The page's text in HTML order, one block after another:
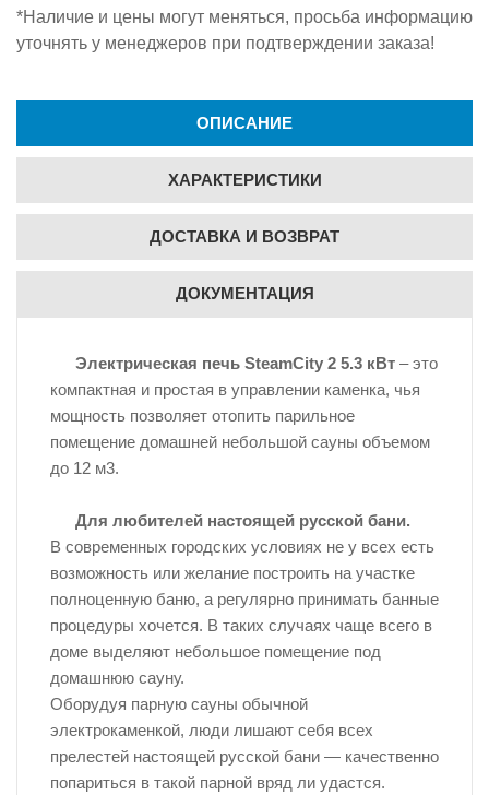
*Наличие и цены могут меняться, просьба информацию
уточнять у менеджеров при подтверждении заказа!
ОПИСАНИЕ
ХАРАКТЕРИСТИКИ
ДОСТАВКА И ВОЗВРАТ
ДОКУМЕНТАЦИЯ
Электрическая печь SteamCity2 5.3 кВт – это
компактная и простая в управлении каменка, чья
мощность позволяет отопить парильное
помещение домашней небольшой сауны объемом
до 12 м3.
Для любителей настоящей русской бани.
В современных городских условиях не у всех есть
возможность или желание построить на участке
полноценную баню, а регулярно принимать банные
процедуры хочется. В таких случаях чаще всего в
доме выделяют небольшое помещение под
домашнюю сауну.
Оборудуя парную сауны обычной
электрокаменкой, люди лишают себя всех
прелестей настоящей русской бани — качественно
попариться в такой парной вряд ли удастся.